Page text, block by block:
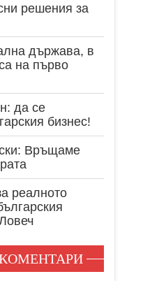
решения за
държава, в
на първо
да се
бизнес!
Връщаме
реалното